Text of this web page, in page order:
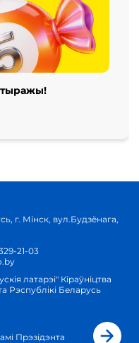
г. Мінск, вул.Будзёнага,
21-03
латарэі" Кіраўніцтва
Рэспублікі Беларусь
Прэзідэнта